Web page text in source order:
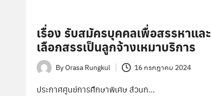
เรื่อง รับสมัครบุคคลเพื่อสรรหาและ
เลือกสรรเป็นลูกจ้างเหมาบริการ
Posted
by
ByOrasa Rungkul 16 กรกฎาคม 2024
ประกาศศูนย์การศึกษาพิเศษ ส่วนก…